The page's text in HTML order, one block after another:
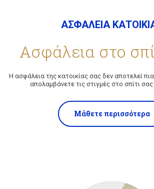
ΣΥΧΝΕΣ ΕΡΩΤΗΣΕΙΣ
ΣΥΝΕΡΓΑΤΕΣ
ΑΣΦΑΛΕΙΑ
Ασφάλεια στο
Η ασφάλεια της κατοικίας σας δεν αποτελεί
απολαμβάνετε τις στιγμές στο σπίτι
Μάθετε περισσότερα